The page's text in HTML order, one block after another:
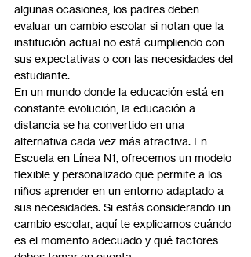
algunas ocasiones, los padres deben
evaluar un cambio escolar si notan que la
institución actual no está cumpliendo con
sus expectativas o con las necesidades del
estudiante.
En un mundo donde la educación está en
constante evolución, la educación a
distancia se ha convertido en una
alternativa cada vez más atractiva. En
Escuela en Línea N1, ofrecemos un modelo
flexible y personalizado que permite a los
niños aprender en un entorno adaptado a
sus necesidades. Si estás considerando un
cambio escolar, aquí te explicamos cuándo
es el momento adecuado y qué factores